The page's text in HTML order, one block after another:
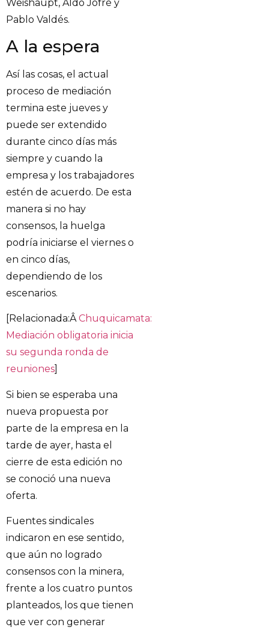
Weishaupt, Aldo Jofré y
Pablo Valdés.
A la espera
Así las cosas, el actual
proceso de mediación
termina este jueves y
puede ser extendido
durante cinco días más
siempre y cuando la
empresa y los trabajadores
estén de acuerdo. De esta
manera si no hay
consensos, la huelga
podría iniciarse el viernes o
en cinco días,
dependiendo de los
escenarios.
[Relacionada:ÂChuquicamata:
Mediación obligatoria inicia
su segunda ronda de
reuniones
Si bien se esperaba una
nueva propuesta por
parte de la empresa en la
tarde de ayer, hasta el
cierre de esta edición no
se conoció una nueva
oferta.
Fuentes sindicales
indicaron en ese sentido,
que aún no logrado
consensos con la minera,
frente a los cuatro puntos
planteados, los que tienen
que ver con generar